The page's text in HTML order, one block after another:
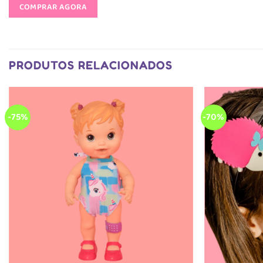
COMPRAR AGORA
PRODUTOS RELACIONADOS
-75% -70%